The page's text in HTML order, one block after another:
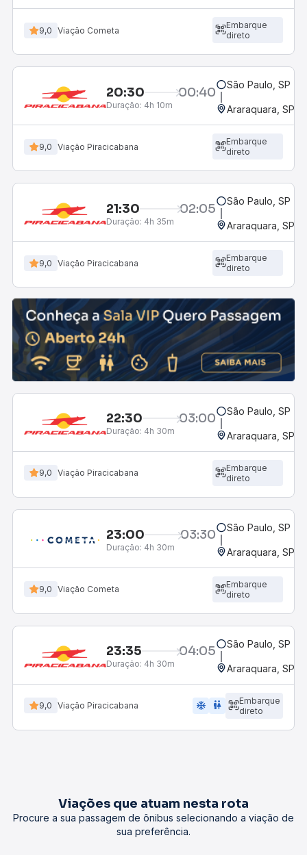
9,0 Viação Cometa
Embarque
direto
20:30 00:40
Duração: 4h 10m
São Paulo, SP -
Araraquara, SP -
9,0 Viação Piracicabana
Embarque
direto
21:30 02:05
Duração: 4h 35m
São Paulo, SP -
Araraquara, SP -
9,0 Viação Piracicabana
Embarque
direto
22:30 03:00
Duração: 4h 30m
São Paulo, SP -
Araraquara, SP -
9,0 Viação Piracicabana
Embarque
direto
23:00 03:30
Duração: 4h 30m
São Paulo, SP -
Araraquara, SP -
9,0 Viação Cometa
Embarque
direto
23:35 04:05
Duração: 4h 30m
São Paulo, SP -
Araraquara, SP -
9,0 Viação Piracicabana ac_unit wc
Embarque
direto
Viações que atuam nesta rota
Procure a sua passagem de ônibus selecionando a viação de
sua preferência.